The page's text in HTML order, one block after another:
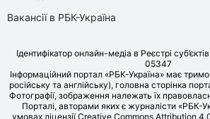
Вакансії в РБК-Україна
Ідентифікатор онлайн-медіа в Реєстрі
05347
Інформаційний портал «РБК-Україна» має
російську та англійську), головна сторінка
Фотографії, зображення належать їх
Порталі, авторами яких є журналісти «РБК-
умовах ліцензії Creative Commons Attribution